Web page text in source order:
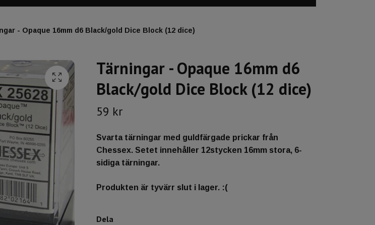
- Opaque 16mm d6 Black/gold Dice Block (12 dice)
Tärningar - Opaque 16mm d6
Black/gold Dice Block (12 dice)
59 kr
Svarta tärningar med guldfärgade prickar från
Chessex. Setet innehåller 12stycken 16mm stora, 6-
sidiga tärningar.
Produkten är tyvärr slut i lager. :(
Dela